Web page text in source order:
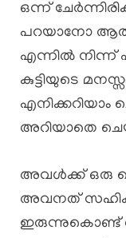
ഒന്ന്
പറയാനോ
എന്നിൽ
കുട്ടിയുടെ
എനിക്കറിയാം
അറിയാതെ
അവൾക്ക് ഒരു
അവനത്
ഇരുന്നുകൊണ്ട്